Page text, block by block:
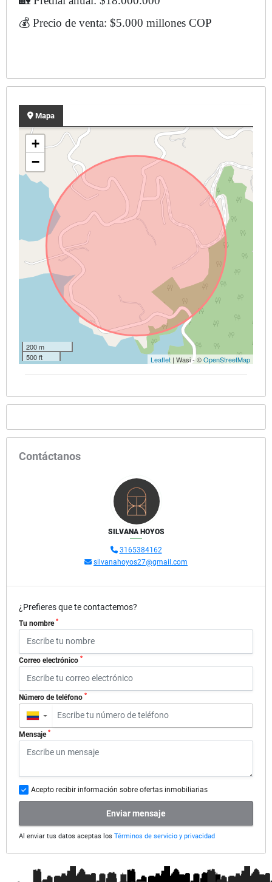
💰 Precio de venta: $5.000 millones COP
Mapa
+
−
200 m
500 ft
Leaflet | Wasi - ©OpenStreetMap
Contáctanos
SILVANA HOYOS
3165384162
silvanahoyos27@gmail.com
¿Prefieres que te contactemos?
Tu nombre *
Correo electrónico *
Número de teléfono *
▼
Mensaje *
Acepto recibir información sobre ofertas inmobiliarias
Enviar mensaje
Al enviar tus datos aceptas los Términos de servicio y privacidad